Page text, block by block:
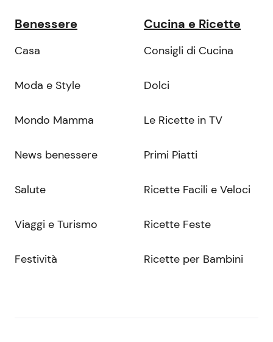
Benessere
Casa
Moda e Style
Mondo Mamma
News benessere
Salute
Viaggi e Turismo
Festività
Cucina e Ricette
Consigli di Cucina
Dolci
Le Ricette in TV
Primi Piatti
Ricette Facili e Veloci
Ricette Feste
Ricette per Bambini